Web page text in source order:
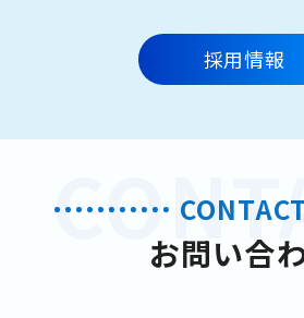
採用情報
お問い合